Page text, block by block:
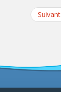
Suivant